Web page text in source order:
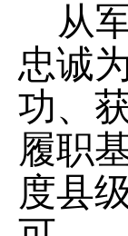
从
忠诚
功、
履职
度县